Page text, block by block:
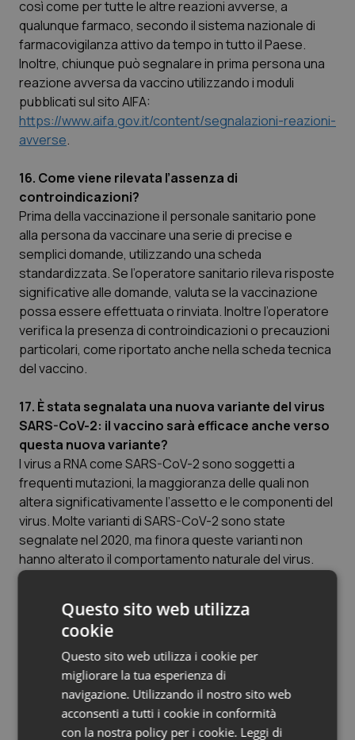
così come per tutte le altre reazioni avverse, a
qualunque farmaco, secondo il sistema nazionale di
farmacovigilanza attivo da tempo in tutto il Paese.
Inoltre, chiunque può segnalare in prima persona una
reazione avversa da vaccino utilizzando i moduli
pubblicati sul sito AIFA:
https://www.aifa.gov.it/content/segnalazioni-reazioni-
avverse.
16. Come viene rilevata l’assenza di
controindicazioni?
Prima della vaccinazione il personale sanitario pone
alla persona da vaccinare una serie di precise e
semplici domande, utilizzando una scheda
standardizzata. Se l’operatore sanitario rileva risposte
significative alle domande, valuta se la vaccinazione
possa essere effettuata o rinviata. Inoltre l’operatore
verifica la presenza di controindicazioni o precauzioni
particolari, come riportato anche nella scheda tecnica
del vaccino.
17. È stata segnalata una nuova variante del virus
SARS-CoV-2: il vaccino sarà efficace anche verso
questa nuova variante?
I virus a RNA come SARS-CoV-2 sono soggetti a
frequenti mutazioni, la maggioranza delle quali non
altera significativamente l’assetto e le componenti del
virus. Molte varianti di SARS-CoV-2 sono state
segnalate nel 2020, ma finora queste varianti non
hanno alterato il comportamento naturale del virus.
La variante segnalata in Inghilterra è il risultato di una
sono in corso valutazioni sugli effetti che queste
possono avere sull’andamento dell’epidemia, mentre
appare improbabile un effetto negativo sulla
vaccinazione.
CONDIZIONI PARTICOLARI
Questo sito web utilizza
cookie
Questo sito web utilizza i cookie per
migliorare la tua esperienza di
navigazione. Utilizzando il nostro sito web
acconsenti a tutti i cookie in conformità
con la nostra policy per i cookie. Leggi di